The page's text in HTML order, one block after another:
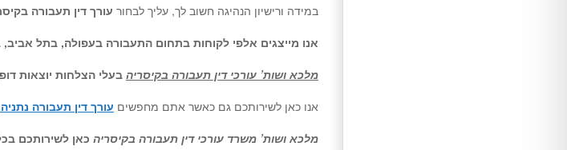
במידה ורישיון הנהיגה חשוב לך, עליך לבחור עורך דין תעבורה
אנו מייצגים אלפי לקוחות בתחום התעבורה בעפולה, בתל
מלכא ושות’ עורכי דין תעבורה בקיסריהבעלי הצלחות יוצאות
אנו כאן לשירותכם גם כאשר אתם מחפשים עורך דין תעבורה
מלכא ושות’ משרד עורכי דין תעבורה בקיסריה כאן לשירותכם